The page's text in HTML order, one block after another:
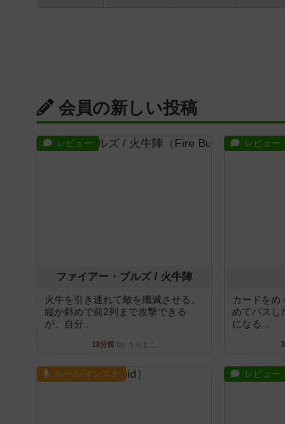
会員の新しい投稿
レビュー
ファイアー・ブルズ / 火牛陣
火牛を引き連れて敵を殲滅させる。
縦か斜めで前2列まで攻撃できる
が、自分...
18分前 by うらまこ
レビュー
カードをめ
めてパスし
になる...
ルール/インスト レビュー